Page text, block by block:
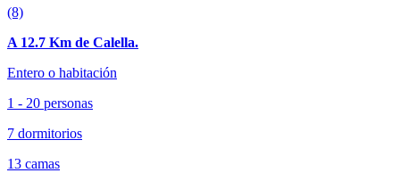
(8)
A 12.7 Km de Calella.
Entero o habitación
1 - 20 personas
7 dormitorios
13 camas